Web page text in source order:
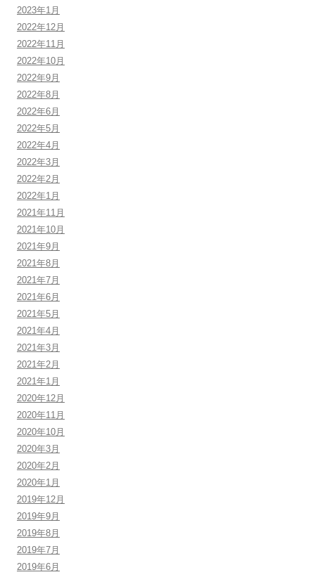
2023年1月
2022年12月
2022年11月
2022年10月
2022年9月
2022年8月
2022年6月
2022年5月
2022年4月
2022年3月
2022年2月
2022年1月
2021年11月
2021年10月
2021年9月
2021年8月
2021年7月
2021年6月
2021年5月
2021年4月
2021年3月
2021年2月
2021年1月
2020年12月
2020年11月
2020年10月
2020年3月
2020年2月
2020年1月
2019年12月
2019年9月
2019年8月
2019年7月
2019年6月